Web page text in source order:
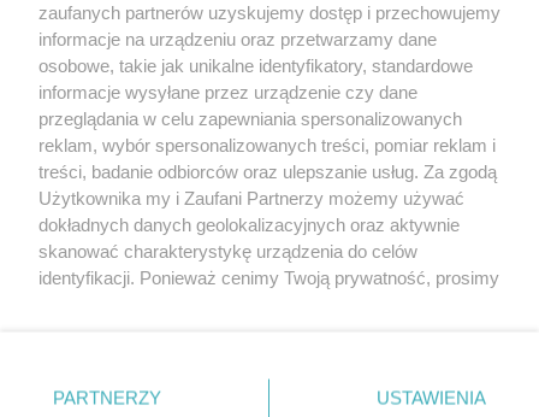
Zapamiętać?
Zaloguj
Zapomniałem hasła
Copyright © 2022 Kurier Szczeciński sp. z o.o.
zaufanych partnerów uzyskujemy dostęp i przechowujemy
informacje na urządzeniu oraz przetwarzamy dane
osobowe, takie jak unikalne identyfikatory, standardowe
informacje wysyłane przez urządzenie czy dane
przeglądania w celu zapewniania spersonalizowanych
reklam, wybór spersonalizowanych treści, pomiar reklam i
treści, badanie odbiorców oraz ulepszanie usług. Za zgodą
Użytkownika my i Zaufani Partnerzy możemy używać
dokładnych danych geolokalizacyjnych oraz aktywnie
skanować charakterystykę urządzenia do celów
identyfikacji. Ponieważ cenimy Twoją prywatność, prosimy
prywatności znajdujący się w lewym dolnym rogu strony
. Niektóre rodzaje przetwarzania danych nie wymagają
PARTNERZY USTAWIENIA